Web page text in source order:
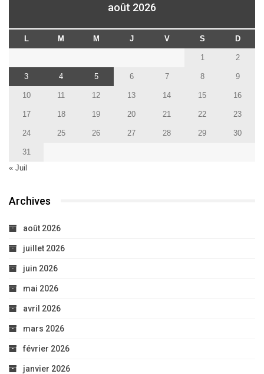
août 2026
L M M J V S D
1 2
3 4 5 6 7 8 9
10 11 12 13 14 15 16
17 18 19 20 21 22 23
24 25 26 27 28 29 30
31
« Juil
Archives
août 2026
juillet 2026
juin 2026
mai 2026
avril 2026
mars 2026
février 2026
janvier 2026